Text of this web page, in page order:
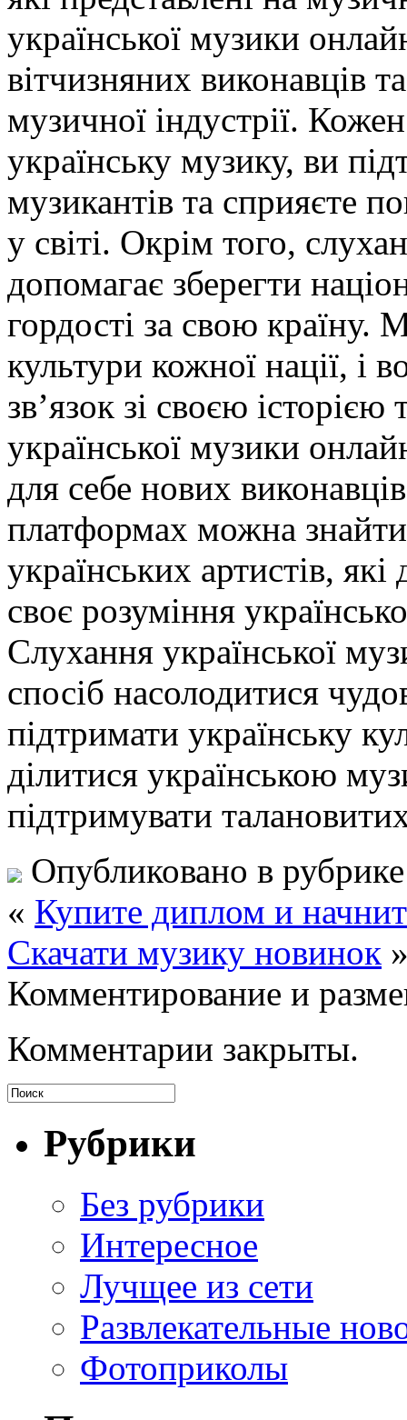
української музики
вітчизняних виконавців
музичної індустрії.
українську музику, ви
музикантів та сприяєте
у світі. Окрім того,
допомагає зберегти
гордості за свою
культури кожної нації, і
зв’язок зі своєю
української музики
для себе нових
платформах можна знайти
українських артистів,
своє розуміння
Слухання української
спосіб насолодитися
підтримати українську
ділитися українською
підтримувати
Опубликовано в
« Купите диплом и
Скачати музику новинок
Комментирование и
Комментарии закрыты.
Рубрики
Без рубрики
Интересное
Лучщее из сети
Развлекательные
Фотоприколы